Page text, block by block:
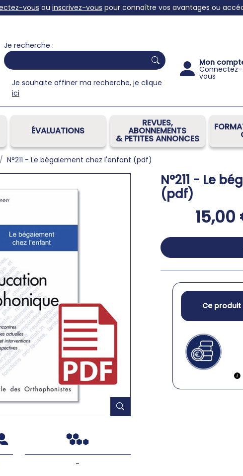
vous ou inscrivez-vous pour connaître vos avantages ou
Je recherche :
Je souhaite affiner ma recherche, je clique
ici
Mon
Connectez-
vous
ÉVALUATIONS
REVUES,
ABONNEMENTS
& PETITES ANNONCES
N°211 - Le bégaiement chez l'enfant (pdf)
N°211 - Le
(pdf)
15,00
Ce
-